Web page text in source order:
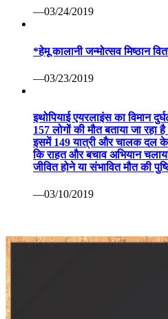
—03/24/2019
*हेमू कालानी जन्मोत्सव मिष्ठान
—03/23/2019
इथोपियाई एयरलाइंस का विमान
157 लोगों की मौत बताया जा रहा
इसमें 149 यात्री और चालक दल
कि राहत और बचाव अभियान
जीवित होने या संभावित मौत की
—03/10/2019